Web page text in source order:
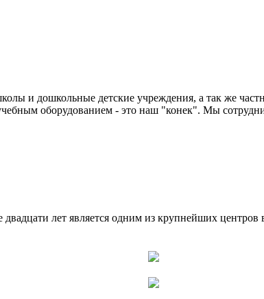
и дошкольные детские учреждения, а так же
оборудованием - это наш "конек". Мы
лет является одним из крупнейших центров